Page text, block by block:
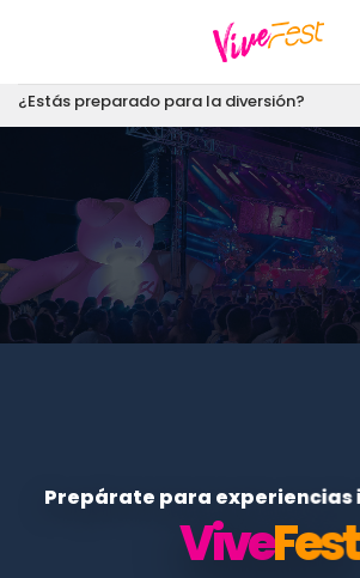
¿Estás preparado para la diversión?
Prepárate para experiencias
ViveFest